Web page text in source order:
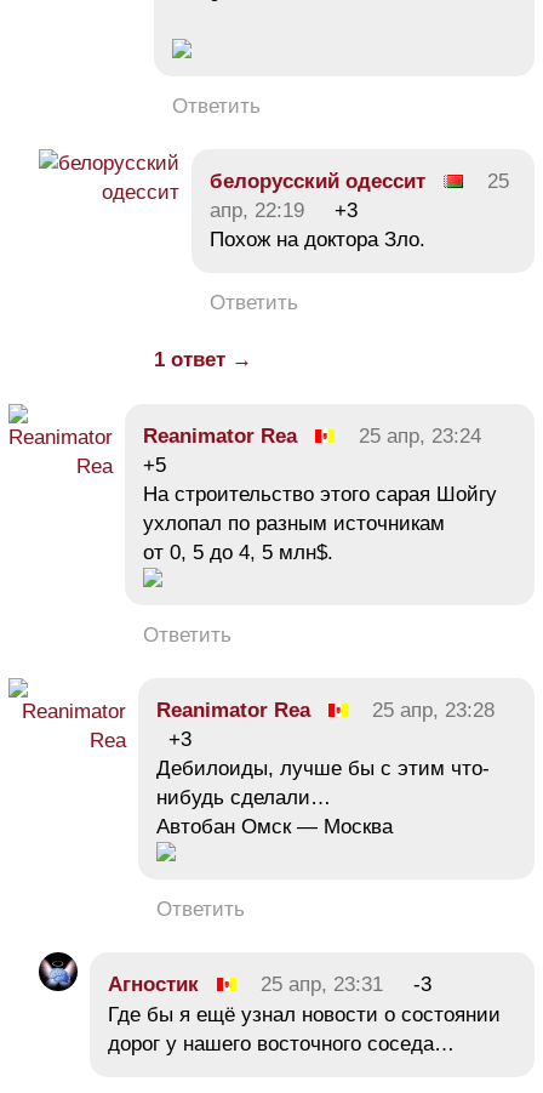
Ответить
белорусский одессит
25
апр, 22:19
+3
Похож на доктора Зло.
Ответить
1 ответ →
Reanimator Rea
25 апр, 23:24
+5
На строительство этого сарая Шойгу
ухлопал по разным источникам
от 0, 5 до 4, 5 млн$.
Ответить
Reanimator Rea
25 апр, 23:28
+3
Дебилоиды, лучше бы с этим что-
нибудь сделали…
Автобан Омск — Москва
Ответить
Агностик 25 апр, 23:31
-3
Где бы я ещё узнал новости о состоянии
дорог у нашего восточного соседа…